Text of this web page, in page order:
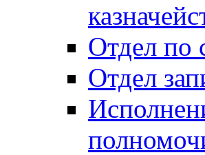
Отдел по
Отдел